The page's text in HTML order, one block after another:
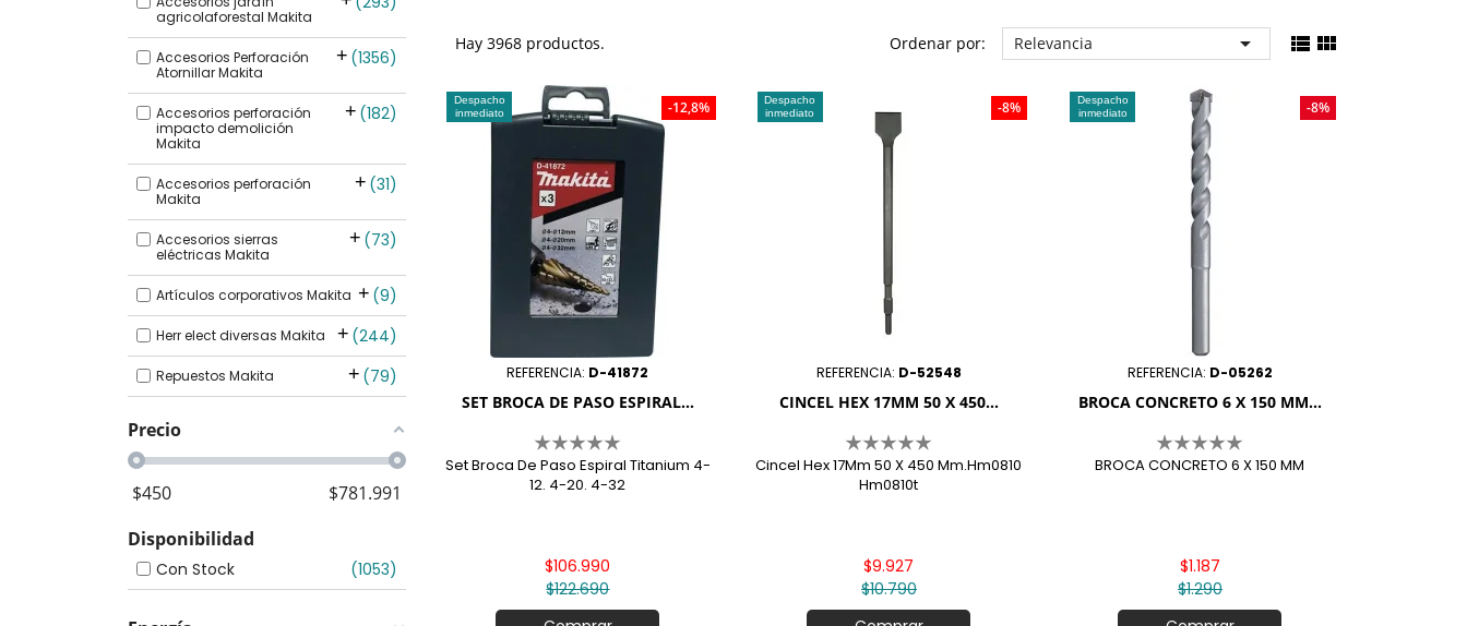
agricolaforestal Makita
Accesorios Perforación
Atornillar Makita
1356
Accesorios perforación
impacto demolición
Makita
182
Accesorios perforación
Makita
31
Accesorios sierras
eléctricas Makita
73
Artículos corporativos Makita 9
Herr elect diversas Makita 244
Repuestos Makita 79
Precio
$450 $781.991
Con Stock 1053
Hay 3968 productos. Ordenar por: Relevancia   
Despacho
inmediato
REFERENCIA: D-41872
SET BROCA DE PASO ESPIRAL...
Set Broca De Paso Espiral Titanium 4-
12. 4-20. 4-32
$122.690
$106.990
-12,8%
Despacho
inmediato
REFERENCIA: D-52548
CINCEL HEX 17MM 50 X 450...
Cincel Hex 17Mm 50 X 450 Mm.Hm0810
Hm0810t
$10.790
$9.927
-8%
Despacho
inmediato
REFERENCIA: D-05262
BROCA CONCRETO 6 X 150 MM...
BROCA CONCRETO 6 X 150 MM
$1.290
$1.187
-8%